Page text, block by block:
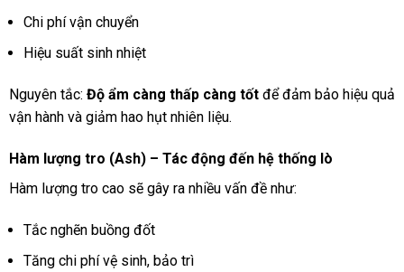
Chi phí vận chuyển
Hiệu suất sinh nhiệt
Nguyên tắc: Độ ẩm càng thấp càng tốtđể đảm bảo hiệu quả
vận hành và giảm hao hụt nhiên liệu.
Hàm lượng tro (Ash) – Tác động đến hệ thống lò
Hàm lượng tro cao sẽ gây ra nhiều vấn đề như:
Tắc nghẽn buồng đốt
Tăng chi phí vệ sinh, bảo trì